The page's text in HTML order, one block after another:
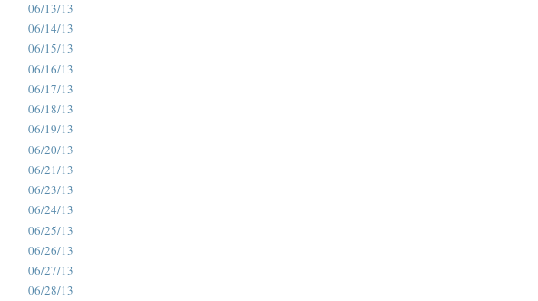
06/13/13
06/14/13
06/15/13
06/16/13
06/17/13
06/18/13
06/19/13
06/20/13
06/21/13
06/23/13
06/24/13
06/25/13
06/26/13
06/27/13
06/28/13